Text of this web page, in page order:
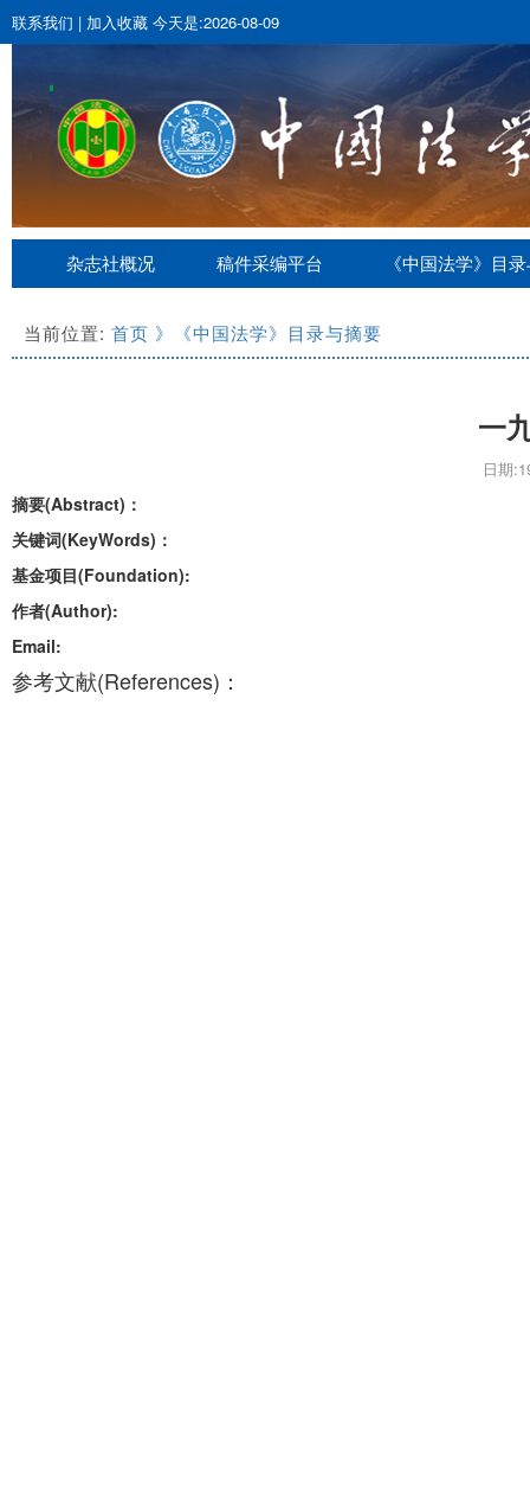
联系我们 | 加入收藏 今天是:2026-08-09
杂志社概况 稿件采编平台 《中国法学》目
当前位置: 首页 》《中国法学》目录与摘要
一
日期
摘要(Abstract)：
关键词(KeyWords)：
基金项目(Foundation):
作者(Author):
Email:
参考文献(References)：